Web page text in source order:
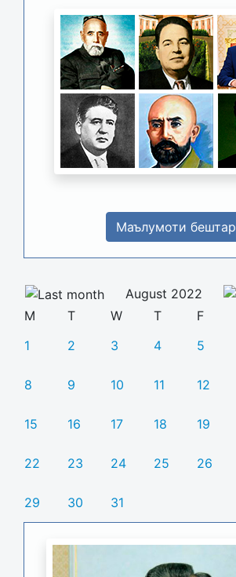
Маълумоти бештар
August 2022
M
T W T F
1
2 3 4 5
8 9 10 11 12
15 16 17 18 19
22 23 24 25 26
29 30 31